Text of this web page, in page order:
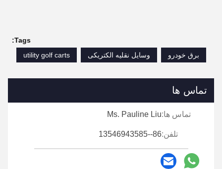
Tags:
برق خودرو
وسایل نقلیه الکتریکی utility golf carts
تماس ها
تماس ها:Ms. Pauline Liu
تلفن:86--13546943585